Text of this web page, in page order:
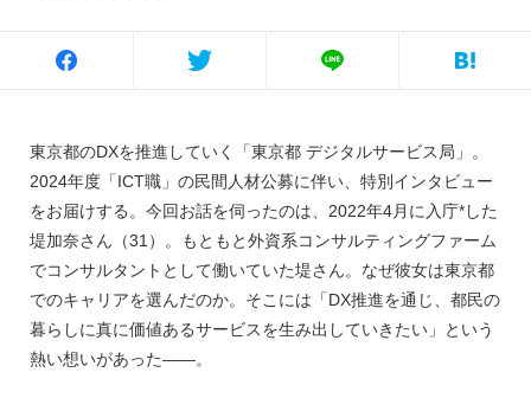
東京都のDXを推進していく「東京都 デジタルサービス局」。
2024年度「ICT職」の民間人材公募に伴い、特別インタビュー
をお届けする。今回お話を伺ったのは、2022年4月に入庁*した
堤加奈さん（31）。もともと外資系コンサルティングファーム
でコンサルタントとして働いていた堤さん。なぜ彼女は東京都
でのキャリアを選んだのか。そこには「DX推進を通じ、都民の
暮らしに真に価値あるサービスを生み出していきたい」という
熱い想いがあった――。